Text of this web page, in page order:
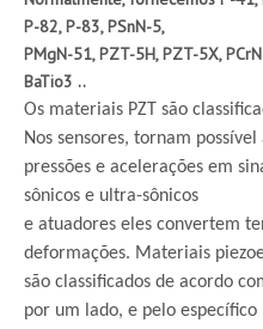
P-82, P-83, PSnN-5,
PMgN-51, PZT-5H, PZT-5X,
BaTio3 ..
Os materiais PZT são
Nos sensores, tornam
pressões e acelerações em
sônicos e ultra-sônicos
e atuadores eles convertem
deformações. Materiais
são classificados de acordo
por um lado, e pelo específico